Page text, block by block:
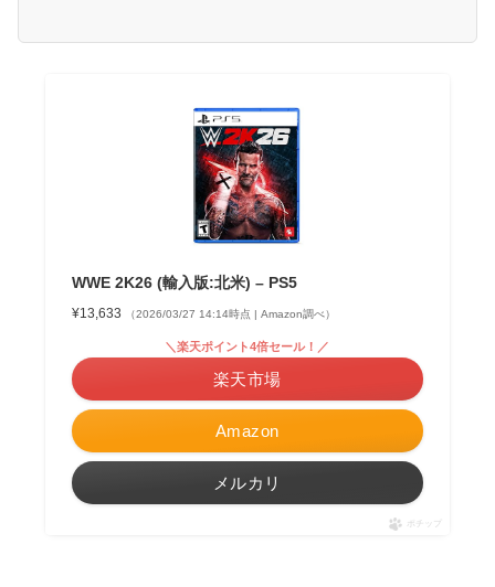
WWE 2K26 (輸入版:北米) – PS5
¥13,633 （2026/03/27 14:14時点 | Amazon調べ）
Amazon
＼楽天ポイント4倍セール！／
楽天市場
メルカリ
ポチップ